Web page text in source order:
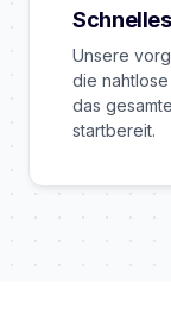
Unsere
die
das
startbereit.